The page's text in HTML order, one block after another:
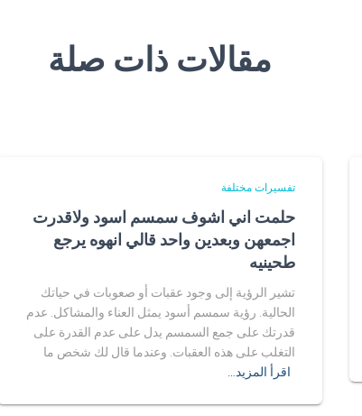
مقالات ذات صلة
تفسيرات مختلفة
حلمت اني اشوف سمسم اسود ولاقدرت
اجمعهن وبعدين واحد قالي انهوه يرجع
طحينيه
تشير الرؤية إلى وجود عقبات أو صعوبات في حياتك
الحالية. رؤية سمسم أسود يمثل العناء والمشاكل. عدم
قدرتك على جمع السمسم يدل على عدم القدرة على
التغلب على هذه العقبات. وعندما قال لك شخص ما
اقرأ المزيد…